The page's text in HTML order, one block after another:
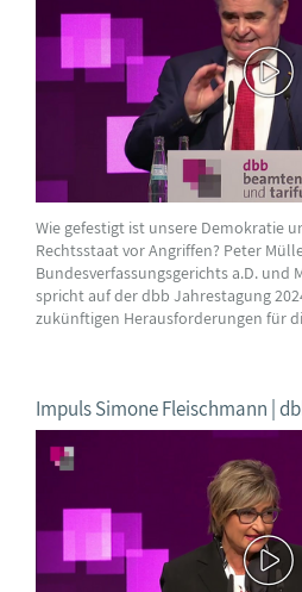
Wie gefestigt ist unsere Demokratie
Rechtsstaat vor Angriffen? Peter
Bundesverfassungsgerichts a.D. und
spricht auf der dbb Jahrestagung
zukünftigen Herausforderungen für
Impuls Simone Fleischmann |